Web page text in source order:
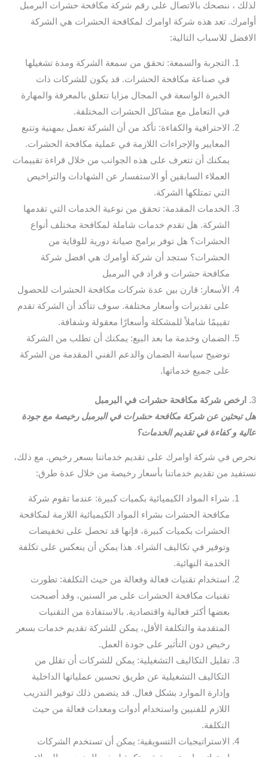
لذلك ، ننصحك بالاتصال على رقم شركة مكافحة حشرات البرمبل
أوامرك. تعد هذه شركة اوامرك لمكافحة الحشرات هي الشركة
الافضل للاسباب التالية:
التجربة والسمعة: تحقق من سمعة الشركة ومدة تشغيلها
في صناعة مكافحة الحشرات. قد يكون للشركات ذات
الخبرة الواسعة في المجال مزايا تتعلق بالمعرفة والمهارة
في التعامل مع مشاكل الحشرات المختلفة.
الاحترافية والكفاءة: تأكد من أن الشركة تعمل بمهنية وتتبع
المعايير والإجراءات اللازمة في عملية مكافحة الحشرات.
يمكنك أن تتعرف على هذه الجوانب من خلال قراءة تقييمات
العملاء السابقين أو الاستفسار عن الشهادات والتراخيص
التي تمتلكها الشركة.
الخدمات المقدمة: تحقق من نوعية الخدمات التي تقدمها
الشركة. هل تقدم خدمات شاملة لمكافحة مختلف أنواع
الحشرات؟ هل توفر برامج صيانة دورية للوقاية من
الحشرات؟ ستجد أن شركة أوامرك هي افضل شركة
مكافحة حشرات و قراد في البرمبل
الأسعار: قارن بين عدة شركات مكافحة الحشرات للحصول
على تقديرات وأسعار مختلفة. سوف تتأكد أن الشركة تقدم
تقييمًا شاملاً للمشكلة وأسعارًا معقولة وشفافة.
الضمان وخدمة ما بعد البيع: يمكنك أن تطلب من الشركة
توضيح سياسة الضمان والدعم الفني المقدمة من الشركة
على جميع خدماتها.
3.
ارخص شركة مكافحة حشرات في البرمبل
هل تبحثين عن شركة مكافحة حشرات في البرمبل رخيصة مع جودة
عالية و كفاءة في تقديم الخدمات؟
نحرص في شركة اوامرك على تقديم خدماتنا بسعر رخيص. مع ذلك،
نستفيد من تقديم خدماتنا بأسعار رخيصة من خلال عدة طرق:
شراء المواد الكيميائية بكميات كبيرة: عندما تقوم شركة
مكافحة الحشرات بشراء المواد الكيميائية اللازمة لمكافحة
الحشرات بكميات كبيرة، فإنها قد تحصل على تخفيضات
وتوفير في تكاليف الشراء. هذا يمكن أن ينعكس على تكلفة
الخدمة النهائية.
استخدام تقنيات فعالة وفعالة من حيث التكلفة: تطورت
تقنيات مكافحة الحشرات على مر السنين، وقد أصبحت
بعضها أكثر فعالية واقتصادية. بالاستفادة من التقنيات
المتقدمة والتكلفة الأقل، يمكن للشركة تقديم خدمات بسعر
رخيص دون التأثير على جودة العمل.
تقليل التكاليف التشغيلية: يمكن للشركات أن تقلل من
التكاليف التشغيلية عن طريق تحسين عملياتها الداخلية
وإدارة الموارد بشكل فعال. قد يتضمن ذلك توفير التدريب
اللازم للفنيين واستخدام أدوات ومعدات فعالة من حيث
التكلفة.
الاستراتيجيات التسويقية: يمكن أن تستخدم الشركات